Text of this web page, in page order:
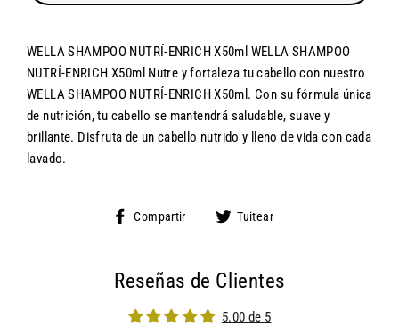
WELLA SHAMPOO NUTRÍ-ENRICH X50ml WELLA SHAMPOO
NUTRÍ-ENRICH X50ml Nutre y fortaleza tu cabello con nuestro
WELLA SHAMPOO NUTRÍ-ENRICH X50ml. Con su fórmula única
de nutrición, tu cabello se mantendrá saludable, suave y
brillante. Disfruta de un cabello nutrido y lleno de vida con cada
lavado.
Compartir
CompartirTuitear
Reseñas de Clientes
5.00 de 5